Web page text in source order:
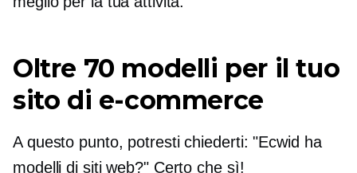
Oltre 70 modelli per il tuo
sito di e-commerce
A questo punto, potresti chiederti: "Ecwid ha
modelli di siti web?" Certo che sì!